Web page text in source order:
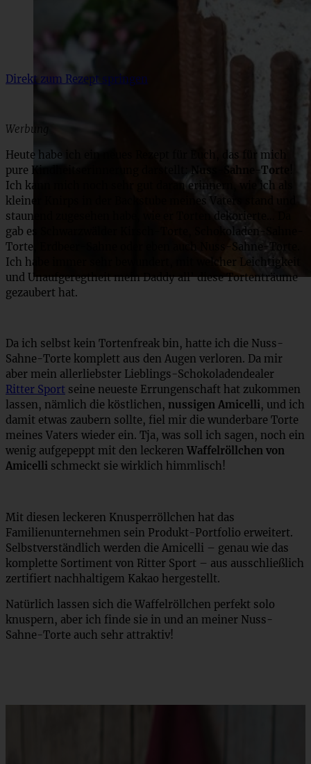
Direkt zum Rezept springen
Werbung
Heute habe ich ein neues Rezept für Euch, das für mich
pure Kindheitserinnerung darstellt:
Nuss-Sahne-Torte
Ich kann mich noch sehr gut daran erinnern, wie ich als
kleiner Knirps in der Backstube meines Vaters stand und
staunend zugesehen habe, wie er Torten dekorierte… Da
gab es Schwarzwälder Kirsch-Torte, Schokoladen-Sahne-
Torte, Erdbeer-Sahne oder eben auch Nuss-Sahne-Torte.
Ich habe immer sehr bewundert, mit welcher Leichtigkeit
und Unaufgeregtheit mein Daddy all’ diese Tortenträume
gezaubert hat.
Da ich selbst kein Tortenfreak bin, hatte ich die Nuss-
Sahne-Torte komplett aus den Augen verloren. Da mir
aber mein allerliebster Lieblings-Schokoladendealer
Ritter Sport seine neueste Errungenschaft hat zukommen
lassen, nämlich die köstlichen, nussigen Amicelli, und ich
damit etwas zaubern sollte, fiel mir die wunderbare Torte
meines Vaters wieder ein. Tja, was soll ich sagen, noch ein
wenig aufgepeppt mit den leckeren Waffelröllchen von
Amicelli schmeckt sie wirklich himmlisch!
Mit diesen leckeren Knusperröllchen hat das
Familienunternehmen sein Produkt-Portfolio erweitert.
Selbstverständlich werden die Amicelli – genau wie das
komplette Sortiment von Ritter Sport – aus ausschließlich
zertifiert nachhaltigem Kakao hergestellt.
Natürlich lassen sich die Waffelröllchen perfekt solo
knuspern, aber ich finde sie in und an meiner Nuss-
Sahne-Torte auch sehr attraktiv!